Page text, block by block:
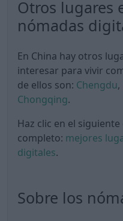
Otros lugares
nómadas
En China hay otros
interesar para vivir
de ellos son: Chengdu,
Chongqing.
Haz clic en el
completo: mejores
digitales.
Sobre los